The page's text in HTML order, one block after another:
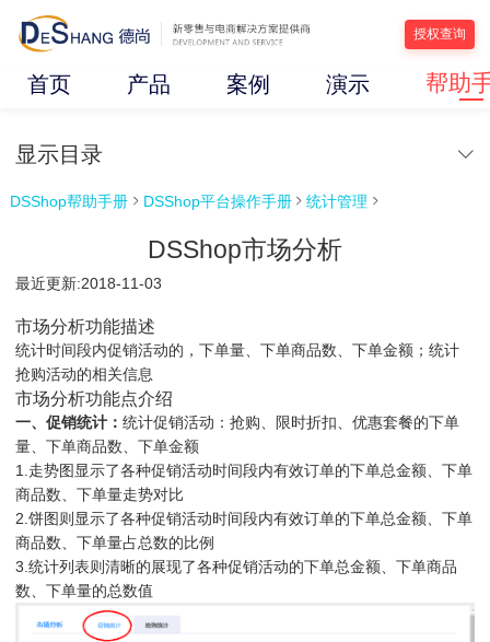
授权查询
首页 产品 案例 演示 帮助
显示目录
DSShop帮助手册  DSShop平台操作手册  统计管理 
DSShop市场分析
最近更新:2018-11-03
市场分析功能描述
统计时间段内促销活动的，下单量、下单商品数、下单金额；统计
抢购活动的相关信息
市场分析功能点介绍
一、促销统计：统计促销活动：抢购、限时折扣、优惠套餐的下单
量、下单商品数、下单金额
1.走势图显示了各种促销活动时间段内有效订单的下单总金额、下单
商品数、下单量走势对比
2.饼图则显示了各种促销活动时间段内有效订单的下单总金额、下单
商品数、下单量占总数的比例
3.统计列表则清晰的展现了各种促销活动的下单总金额、下单商品
数、下单量的总数值